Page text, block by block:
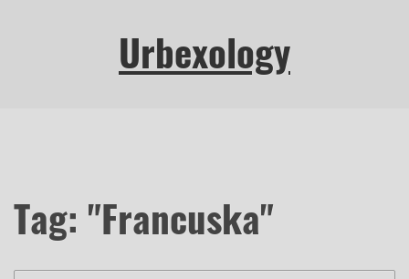
Urbexology
Tag: "Francuska"